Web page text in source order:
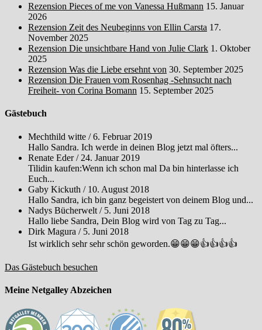
Rezension Pieces of me von Vanessa Hußmann 15. Januar
2026
Rezension Zeit des Neubeginns von Ellin Carsta 17.
November 2025
Rezension Die unsichtbare Hand von Julie Clark 1. Oktober
2025
Rezension Was die Liebe ersehnt von 30. September 2025
Rezension Die Frauen vom Rosenhag -Sehnsucht nach
Freiheit- von Corina Bomann 15. September 2025
Gästebuch
Mechthild witte /6. Februar 2019
Hallo Sandra. Ich werde in deinen Blog jetzt mal öfters...
Renate Eder/ 24. Januar 2019
Tilidin kaufen:Wenn ich schon mal Da bin hinterlasse ich
Euch...
Gaby Kickuth / 10. August 2018
Hallo Sandra, ich bin ganz begeistert von deinem Blog und...
Nadys Bücherwelt / 5. Juni 2018
Hallo liebe Sandra, Dein Blog wird von Tag zu Tag...
Dirk Magura / 5. Juni 2018
Ist wirklich sehr sehr schön geworden.😁😁😁👍👍👍👍
Das Gästebuch besuchen
Meine Netgalley Abzeichen